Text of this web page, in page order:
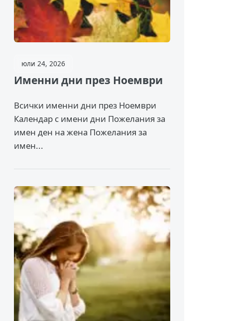
юли 24, 2026
Именни дни през Ноември
Всички именни дни през Ноември
Календар с имени дни Пожелания за
имен ден на жена Пожелания за
имен...